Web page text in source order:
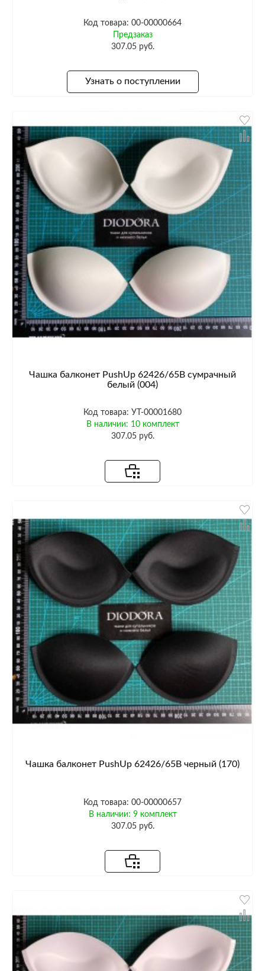
Код товара: 00-00000664
Предзаказ
307.05 руб.
Узнать о поступлении
Чашка балконет PushUp 62426/65B сумрачный
белый (004)
Код товара: УТ-00001680
В наличии: 10 комплект
307.05 руб.
Чашка балконет PushUp 62426/65B черный (170)
Код товара: 00-00000657
В наличии: 9 комплект
307.05 руб.